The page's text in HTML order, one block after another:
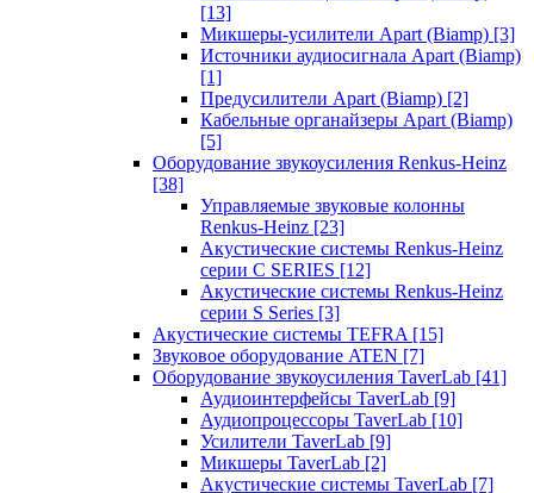
[13]
Микшеры-усилители Apart (Biamp) [3]
Источники аудиосигнала Apart (Biamp)
[1]
Предусилители Apart (Biamp) [2]
Кабельные органайзеры Apart (Biamp)
[5]
Оборудование звукоусиления Renkus-Heinz
[38]
Управляемые звуковые колонны
Renkus-Heinz [23]
Акустические системы Renkus-Heinz
серии C SERIES [12]
Акустические системы Renkus-Heinz
серии S Series [3]
Акустические системы TEFRA [15]
Звуковое оборудование ATEN [7]
Оборудование звукоусиления TaverLab [41]
Аудиоинтерфейсы TaverLab [9]
Аудиопроцессоры TaverLab [10]
Усилители TaverLab [9]
Микшеры TaverLab [2]
Акустические системы TaverLab [7]